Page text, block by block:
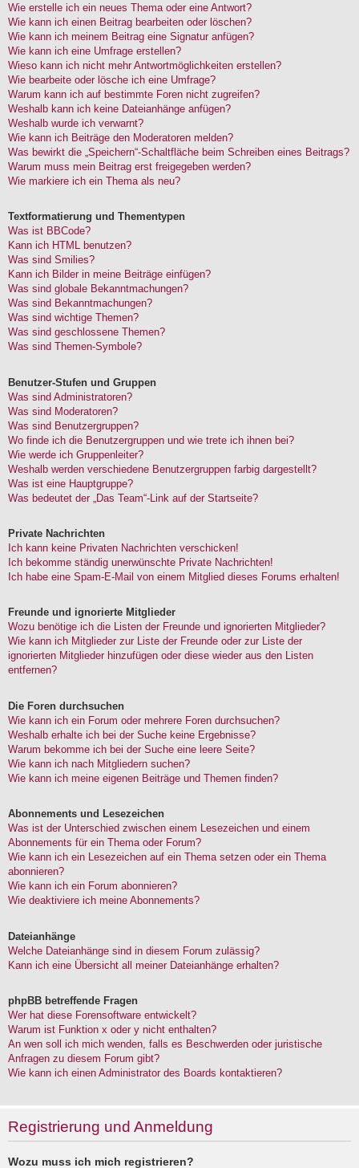
Wie erstelle ich ein neues Thema oder eine Antwort?
Wie kann ich einen Beitrag bearbeiten oder löschen?
Wie kann ich meinem Beitrag eine Signatur anfügen?
Wie kann ich eine Umfrage erstellen?
Wieso kann ich nicht mehr Antwortmöglichkeiten erstellen?
Wie bearbeite oder lösche ich eine Umfrage?
Warum kann ich auf bestimmte Foren nicht zugreifen?
Weshalb kann ich keine Dateianhänge anfügen?
Weshalb wurde ich verwarnt?
Wie kann ich Beiträge den Moderatoren melden?
Was bewirkt die „Speichern“-Schaltfläche beim Schreiben eines Beitrags?
Warum muss mein Beitrag erst freigegeben werden?
Wie markiere ich ein Thema als neu?
Textformatierung und Thementypen
Was ist BBCode?
Kann ich HTML benutzen?
Was sind Smilies?
Kann ich Bilder in meine Beiträge einfügen?
Was sind globale Bekanntmachungen?
Was sind Bekanntmachungen?
Was sind wichtige Themen?
Was sind geschlossene Themen?
Was sind Themen-Symbole?
Benutzer-Stufen und Gruppen
Was sind Administratoren?
Was sind Moderatoren?
Was sind Benutzergruppen?
Wo finde ich die Benutzergruppen und wie trete ich ihnen bei?
Wie werde ich Gruppenleiter?
Weshalb werden verschiedene Benutzergruppen farbig dargestellt?
Was ist eine Hauptgruppe?
Was bedeutet der „Das Team“-Link auf der Startseite?
Private Nachrichten
Ich kann keine Privaten Nachrichten verschicken!
Ich bekomme ständig unerwünschte Private Nachrichten!
Ich habe eine Spam-E-Mail von einem Mitglied dieses Forums erhalten!
Freunde und ignorierte Mitglieder
Wozu benötige ich die Listen der Freunde und ignorierten Mitglieder?
Wie kann ich Mitglieder zur Liste der Freunde oder zur Liste der
ignorierten Mitglieder hinzufügen oder diese wieder aus den Listen
entfernen?
Die Foren durchsuchen
Wie kann ich ein Forum oder mehrere Foren durchsuchen?
Weshalb erhalte ich bei der Suche keine Ergebnisse?
Warum bekomme ich bei der Suche eine leere Seite?
Wie kann ich nach Mitgliedern suchen?
Wie kann ich meine eigenen Beiträge und Themen finden?
Abonnements und Lesezeichen
Was ist der Unterschied zwischen einem Lesezeichen und einem
Abonnements für ein Thema oder Forum?
Wie kann ich ein Lesezeichen auf ein Thema setzen oder ein Thema
abonnieren?
Wie kann ich ein Forum abonnieren?
Wie deaktiviere ich meine Abonnements?
Dateianhänge
Welche Dateianhänge sind in diesem Forum zulässig?
Kann ich eine Übersicht all meiner Dateianhänge erhalten?
phpBB betreffende Fragen
Wer hat diese Forensoftware entwickelt?
Warum ist Funktion x oder y nicht enthalten?
An wen soll ich mich wenden, falls es Beschwerden oder juristische
Anfragen zu diesem Forum gibt?
Wie kann ich einen Administrator des Boards kontaktieren?
Registrierung und Anmeldung
Wozu muss ich mich registrieren?